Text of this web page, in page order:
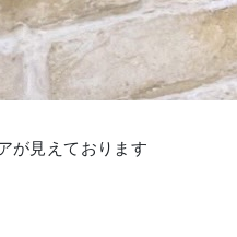
が見えております